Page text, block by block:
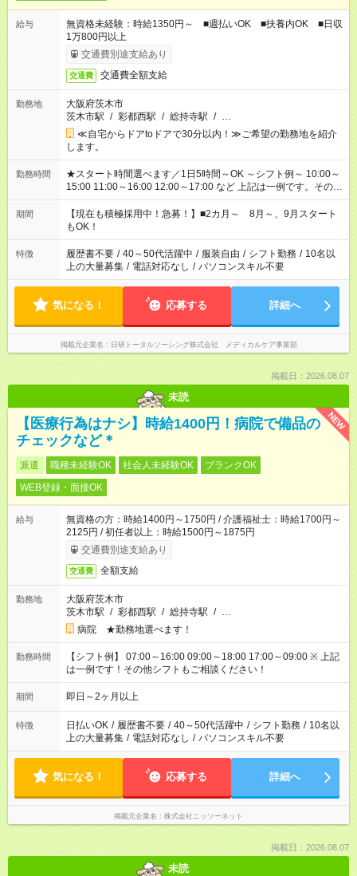
給与
無資格未経験：時給1350円～ ■週払いOK ■扶養内OK ■日収
1万800円以上
交通費別途支給あり
交通費 交通費全額支給
勤務地
大阪府茨木市
茨木市駅 / 彩都西駅 / 総持寺駅 / …
≪自宅からドアtoドアで30分以内！≫ご希望の勤務地を紹介
します。
勤務時間
★スタート時間選べます／1日5時間～OK ～シフト例～ 10:00～
15:00 11:00～16:00 12:00～17:00 など 上記は一例です。その他
シフトもご相談ください。 ※Wワークの場合当社と合わせて法
定労働時間が週40時間を超えなければOKです。
期間
【現在も積極採用中！急募！】■2カ月～ 8月～、9月スタート
もOK！
特徴 履歴書不要 / 40～50代活躍中 / 服装自由 / シフト勤務 / 10名以
上の大量募集 / 電話対応なし / パソコンスキル不要
気になる！ 応募する 詳細へ
掲載元企業名 日研トータルソーシング株式会社 メディカルケア事業部
掲載日：2026.08.07
未読
NEW
【医療行為はナシ】時給1400円！病院で備品の
チェックなど＊
派遣 職種未経験OK 社会人未経験OK
ブランクOK
WEB登録・面接OK
給与
無資格の方：時給1400円～1750円 / 介護福祉士：時給1700円～
2125円 / 初任者以上：時給1500円～1875円
交通費別途支給あり
交通費 全額支給
勤務地
大阪府茨木市
茨木市駅 / 彩都西駅 / 総持寺駅 / …
病院 ★勤務地選べます！
勤務時間
【シフト例】 07:00～16:00 09:00～18:00 17:00～09:00 ※ 上記
は一例です！その他シフトもご相談ください！
期間 即日～2ヶ月以上
特徴 日払いOK / 履歴書不要 / 40～50代活躍中 / シフト勤務 / 10名以
上の大量募集 / 電話対応なし / パソコンスキル不要
気になる！ 応募する 詳細へ
掲載元企業名 株式会社ニッソーネット
掲載日：2026.08.07
未読